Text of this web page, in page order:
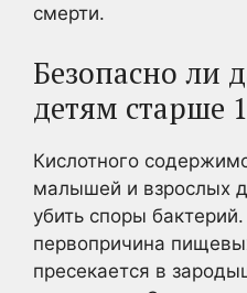
смерти.
Безопасно ли
детям старше
Кислотного
малышей и взрослых
убить споры
первопричина
пресекается в